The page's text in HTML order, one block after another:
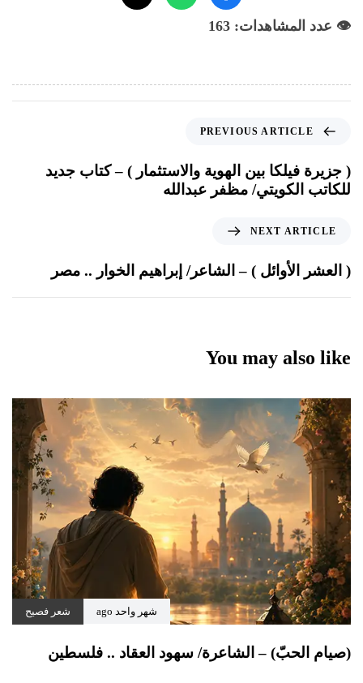
👁️ عدد المشاهدات: 163
PREVIOUS ARTICLE
( جزيرة فيلكا بين الهوية والاستثمار ) – كتاب جديد
للكاتب الكويتي/ مظفر عبدالله
NEXT ARTICLE
( العشر الأوائل ) – الشاعر/ إبراهيم الخوار .. مصر
You may also like
شهر واحد ago شعر فصيح
(صيام الحبّ) – الشاعرة/ سهود العقاد .. فلسطين